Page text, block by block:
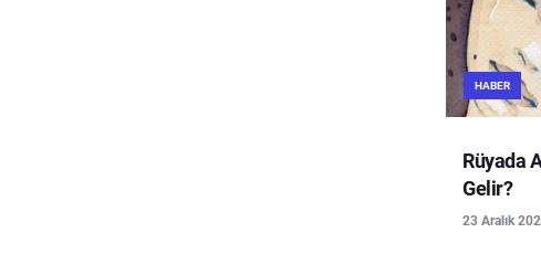
HABER
Rüyada
Gelir?
23 Aralık